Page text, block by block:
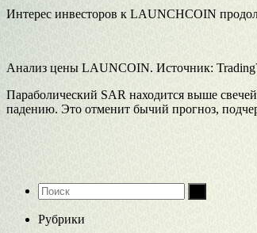
Интерес инвесторов к LAUNCHCOIN
Анализ цены LAUNCOIN. Источник:
Параболический SAR находится выше
падению. Это отменит бычий прогноз,
Рубрики